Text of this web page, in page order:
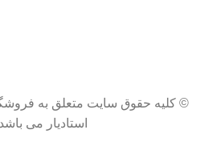
© کلیه حقوق سایت متعلق به
استادیار می